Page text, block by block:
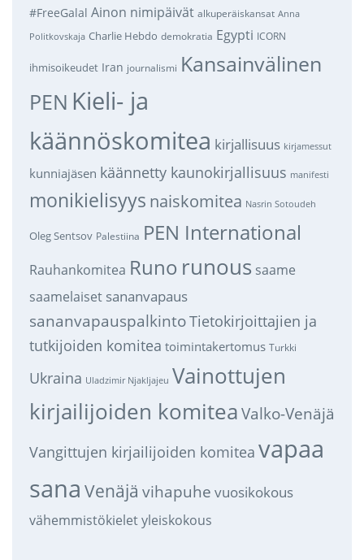
#FreeGalal Ainon nimipäivät alkuperäiskansat Anna
Politkovskaja Charlie Hebdo demokratia Egypti ICORN
ihmisoikeudet Iran journalismi Kansainvälinen
PEN Kieli- ja
käännöskomitea kirjallisuus kirjamessut
kunniajäsen käännetty kaunokirjallisuus manifesti
monikielisyys naiskomitea Nasrin Sotoudeh
Oleg Sentsov Palestiina PEN International
Rauhankomitea Runo runous saame
saamelaiset sananvapaus
sananvapauspalkintoTietokirjoittajien ja
tutkijoiden komitea toimintakertomus Turkki
Ukraina Uladzimir Njakljajeu Vainottujen
kirjailijoiden komitea Valko-Venäjä
Vangittujen kirjailijoiden komitea vapaa
sana Venäjä vihapuhe vuosikokous
vähemmistökieletyleiskokous